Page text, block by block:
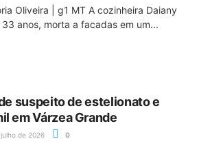
Oliveira | g1 MT A cozinheira Daiany
anos, morta a facadas em um...
suspeito de estelionato e
em Várzea Grande
de 2026 0